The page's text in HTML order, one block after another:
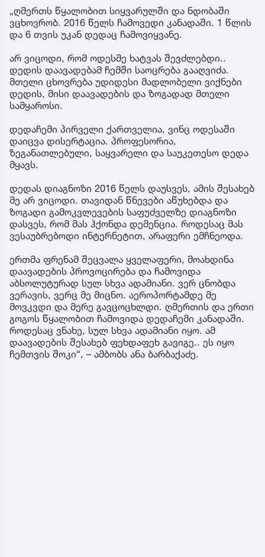
„ღმერთს წყალობით სიყვარულში და ნდობაში
ვცხოვრობ. 2016 წელს ჩამოვედი კანადაში. 1 წლის
და 6 თვის უკან დედაც ჩამოვიყვანე.
არ ვიცოდი, რომ ოდესმე ხატვას შევძლებდი..
დედის დაავადებამ ჩემში საოცრება გააღვიძა.
მთელი ცხოვრება უდიდესი მადლობელი ვიქნები
დედის, მისი დაავადების და ზოგადად მთელი
სამყაროსი.
დედაჩემი პირველი ქართველია, ვინც ოდესაში
დაიცვა დისერტაცია. პროფესორია,
ზეგანათლებული, საყვარელი და საუკეთესო დედა
მყავს.
დედას დიაგნოზი 2016 წელს დაუსვეს, ამის შესახებ
მე არ ვიცოდი. თავიდან წნევები აწუხებდა და
ზოგადი გამოკვლევების საფუძველზე დიაგნოზი
დასვეს, რომ მას ჰქონდა დემენცია. როდესაც მას
ვესაუბრებოდი ინტერნეტით, არაფერი ემჩნეოდა.
ერთმა ფრენამ შეცვალა ყველაფერი, მოახდინა
დაავადების პროვოცირება და ჩამოვიდა
აბსოლუტურად სულ სხვა ადამიანი. ვერ ცნობდა
ვერავის, ვერც მე მიცნო. აეროპორტამდე მე
მოვკვდი და მერე გავცოცხლდი. ღმერთის და ერთი
გოგოს წყალობით ჩამოვიდა დედაჩემი კანადაში.
როდესაც ვნახე, სულ სხვა ადამიანი იყო. ამ
დაავადების შესახებ ფეხდაფეხ გავიგე.. ეს იყო
ჩემთვის შოკი“, – ამბობს ანა ბარბაქაძე.